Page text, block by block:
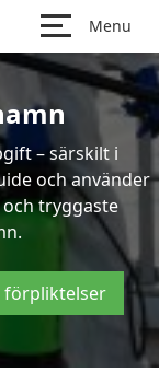
Menu
– särskilt i
och använder
tryggaste
förpliktelser